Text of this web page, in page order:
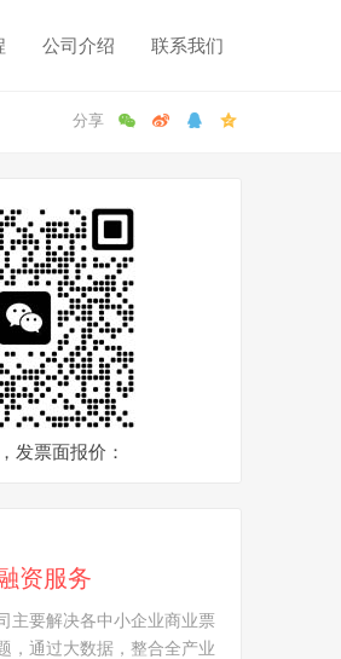
公司介绍 联系我们
发票面报价：
资服务
主要解决各中小企业商业票
，通过大数据，整合全产业